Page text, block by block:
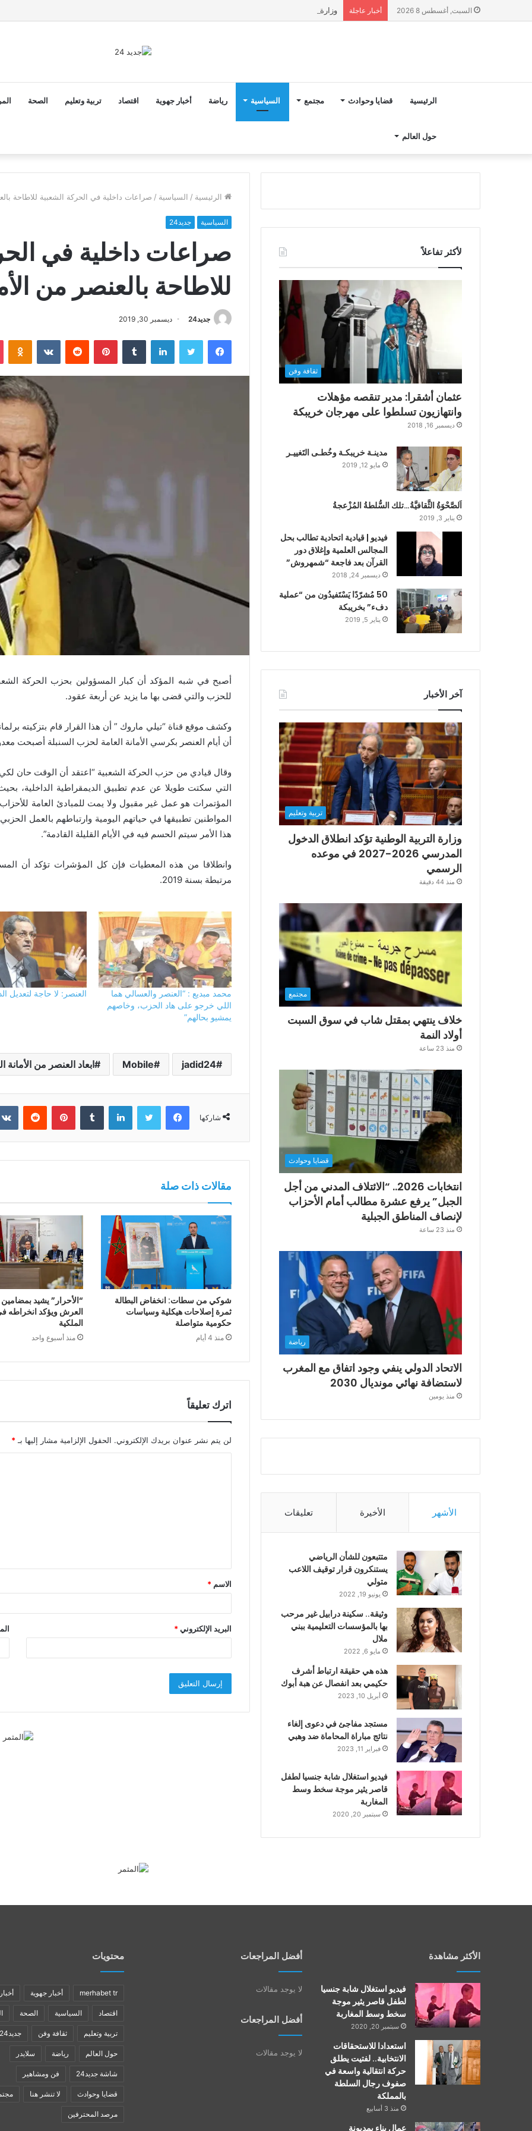
السبت, أغسطس 8 2026 أخبار عاجلة وزارة التربية الوطنية تؤكد انطلاق الدخول المدرسي 2026-2027 في موعده الرسمي
الرئيسية قضايا وحوادث مجتمع السياسية رياضة أخبار جهوية اقتصاد تربية وتعليم الصحة
حول العالم
الرئيسية / السياسية / صراعات داخلية في الحركة الشعبية للاطاحة
السياسية جديد24
صراعات داخلية في
للاطاحة بالعنصر من
جديد24 ديسمبر 30, 2019
فيسبوك تويتر لينكدإن بينتيريست
أصبح في شبه المؤكد أن كبار المسؤولين بحزب الحركة
للحزب والتي قضى بها ما يزيد عن أربعة عقود.
وكشف موقع قناة “تيلي ماروك ” أن هذا القرار قام بتزكيته
أن أيام العنصر بكرسي الأمانة العامة لحزب السنبلة أصبحت
وقال قيادي من حزب الحركة الشعبية “اعتقد أن الوقت حان
التي سكتت طويلا عن عدم تطبيق الديمقراطية الداخلية،
المؤتمرات هو عمل غير مقبول ولا يمت للمبادئ العامة
المواطنين تطبيقها في حياتهم اليومية وارتباطهم بالعمل
هذا الأمر سيتم الحسم فيه في الأيام القليلة القادمة”.
وانطلاقا من هذه المعطيات فإن كل المؤشرات تؤكد أن
مرتبطة بسنة 2019.
محمد مبديع : “العنصر والعسالي هما
اللي خرجو على هاد الحزب، وخاصهم
يمشيو بحالهم”
العنصر: لا حاجة لتعديل
jadid24
Mobile ابعاد العنصر من الأمانة
شاركها
فيسبوك تويتر لينكدإن بينتيريست
مقالات ذات صلة
شوكي من سطات: انخفاض البطالة
ثمرة إصلاحات هيكلية وسياسات
حكومية متواصلة
منذ 4 أيام
“الأحرار” يشيد
العرش ويؤكد انخراطه
الملكية
منذ أسبوع واحد
اترك تعليقاً
لن يتم نشر عنوان بريدك الإلكتروني. الحقول الإلزامية مشار إليها بـ*
ق
*
الاسم *
البريد الإلكتروني*
لأكثر تفاعلاً
ثقافة وفن
عثمان أشقرا: مدير تنقصه مؤهلات
وانتهازيون تسلطوا على مهرجان خريبكة
ديسمبر 16, 2018
مدينـة خريبكـة وخُطـى التَغييـر
مايو 12, 2019
اَلصَّحْوَةُ الثَّقافيَّةُ…تلك السُّلطةُ المُزْعجةُ
يناير 3, 2019
فيديو | قيادية اتحادية تطالب بحل
المجالس العلمية وإغلاق دور
القرآن بعد فاجعة “شمهروش”
ديسمبر 24, 2018
50 مُشرّدًا يَسْتَفيدُون من “عملية
دفء” بخريبكة
يناير 5, 2019
آخر الأخبار
تربية وتعليم
وزارة التربية الوطنية تؤكد انطلاق الدخول
المدرسي 2026-2027 في موعده
الرسمي
منذ 44 دقيقة
مجتمع
خلاف ينتهي بمقتل شاب في سوق السبت
أولاد النمة
منذ 23 ساعة
قضايا وحوادث
انتخابات 2026.. “الائتلاف المدني من أجل
الجبل” يرفع عشرة مطالب أمام الأحزاب
لإنصاف المناطق الجبلية
منذ 23 ساعة
رياضة
الاتحاد الدولي ينفي وجود اتفاق مع المغرب
لاستضافة نهائي مونديال 2030
منذ يومين
الأشهر الأخيرة تعليقات
متتبعون للشأن الرياضي
يستنكرون قرار توقيف اللاعب
متولي
يونيو 19, 2022
وثيقة.. سكينة درابيل غير مرحب
بها بالمؤسسات التعليمية ببني
ملال
مايو 6, 2022
هذه هي حقيقة ارتباط أشرف
حكيمي بعد انفصال عن هبة أبوك
أبريل 10, 2023
مستجد مفاجئ في دعوى إلغاء
نتائج مباراة المحاماة ضد وهبي
فبراير 11, 2023
فيديو استغلال شابة جنسيا لطفل
قاصر يثير موجة سخط وسط
المغاربة
سبتمبر 20, 2020
الأكثر مشاهدة
فيديو استغلال شابة جنسيا
لطفل قاصر يثير موجة
سخط وسط المغاربة
سبتمبر 20, 2020
استعدادا للاستحقاقات
الانتخابية.. لفتيت يطلق
حركة انتقالية واسعة في
صفوف رجال السلطة
بالمملكة
منذ 3 أسابيع
عمال بناء بمديونة
أفضل المراجعات
لا يوجد مقالات
أفضل المراجعات
لا يوجد مقالات
محتويات
merhabet tr أخبار جهوية
اقتصاد السياسية الصحة
تربية وتعليم ثقافة وفن جديد24
حول العالم رياضة سلايدر
شاشة جديد24 فن ومشاهير
قضايا وحوادث لا تنشر هنا
مرصد المحترفين